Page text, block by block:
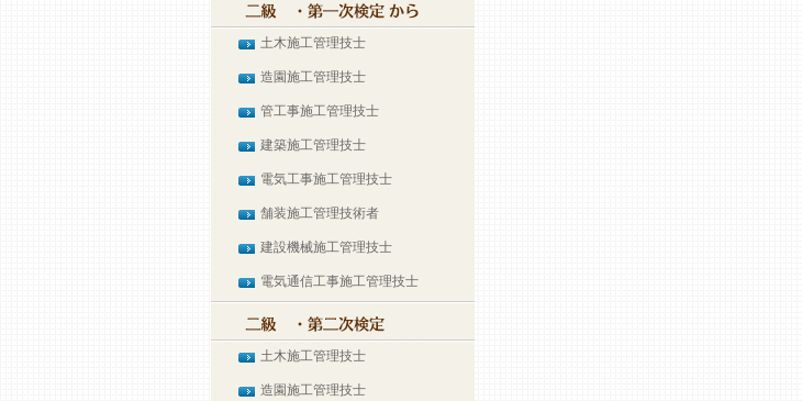
土木施工管理技士
造園施工管理技士
管工事施工管理技士
建築施工管理技士
電気工事施工管理技士
舗装施工管理技術者
建設機械施工管理技士
電気通信工事施工管理技士
土木施工管理技士
造園施工管理技士